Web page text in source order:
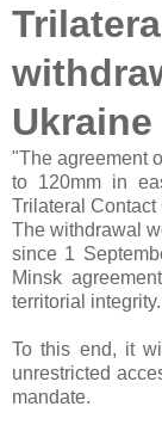
Ukraine
"The agreement
to 120mm in
Trilateral
The withdrawal
since 1
Minsk
territorial integrity.
To this end, it
unrestricted
mandate.